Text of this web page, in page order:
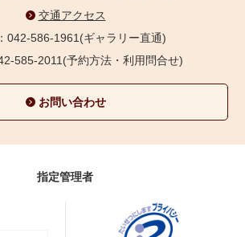
交通アクセス
042-586-1961(ギャラリー直通)
585-2011(予約方法・利用問合せ)
お問い合わせ
指定管理者